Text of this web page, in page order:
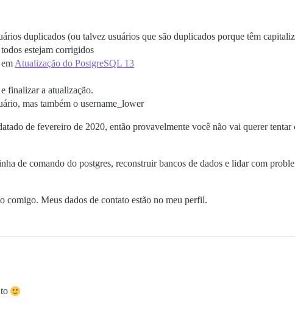
duplicados (ou talvez usuários que são duplicados porque têm
estejam corrigidos
Atualização do PostgreSQL 13
finalizar a atualização.
mas também o username_lower
de fevereiro de 2020, então provavelmente você não vai querer
de comando do postgres, reconstruir bancos de dados e lidar com
comigo. Meus dados de contato estão no meu perfil.